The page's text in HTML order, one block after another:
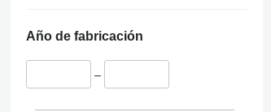
Año de fabricación
–